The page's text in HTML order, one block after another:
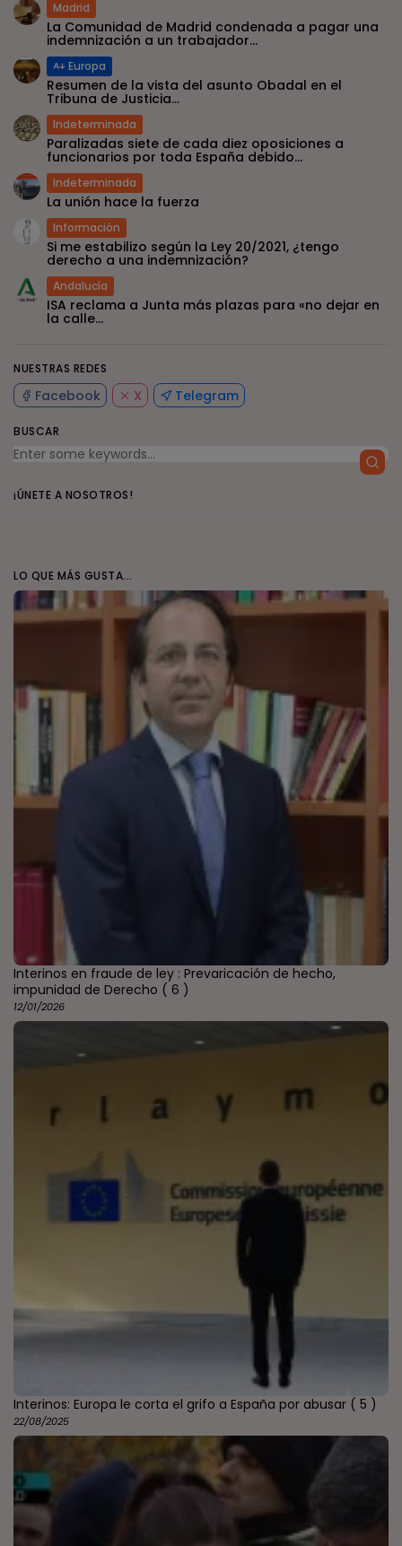
NUESTRAS REDES
Facebook X Telegram
BUSCAR
¡ÚNETE A NOSOTROS!
LO QUE MÁS GUSTA...
Interinos en fraude de ley : Prevaricación de hecho,
impunidad de Derecho ( 6 )
12/01/2026
Interinos: Europa le corta el grifo a España por abusar ( 5 )
22/08/2025
Madrid
La Comunidad de Madrid condenada a pagar una
indemnización a un trabajador...
Europa
Resumen de la vista del asunto Obadal en el
Tribuna de Justicia...
Indeterminada
Paralizadas siete de cada diez oposiciones a
funcionarios por toda España debido...
Indeterminada
La unión hace la fuerza
Información
Si me estabilizo según la Ley 20/2021, ¿tengo
derecho a una indemnización?
Andalucía
ISA reclama a Junta más plazas para «no dejar en
la calle...